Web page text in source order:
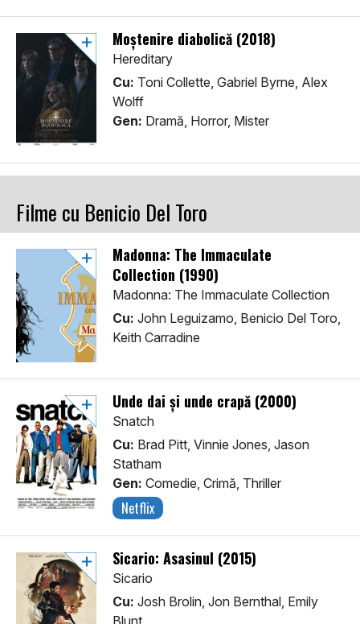
Moştenire diabolică (2018)
Hereditary
Cu: Toni Collette, Gabriel Byrne, Alex
Wolff
Gen: Dramă, Horror, Mister
Filme cu Benicio Del Toro
Madonna: The Immaculate
Collection (1990)
Madonna: The Immaculate Collection
Cu: John Leguizamo, Benicio Del Toro,
Keith Carradine
Unde dai și unde crapă (2000)
Snatch
Cu: Brad Pitt, Vinnie Jones, Jason
Statham
Gen: Comedie, Crimă, Thriller
Netflix
Sicario: Asasinul (2015)
Sicario
Cu: Josh Brolin, Jon Bernthal, Emily